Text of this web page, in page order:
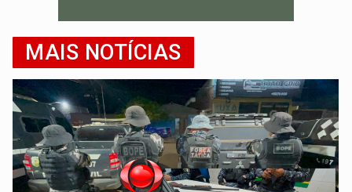
MAIS NOTÍCIAS